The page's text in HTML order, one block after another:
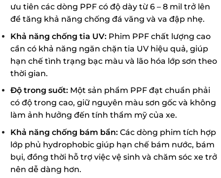
ưu tiên các dòng PPF có độ dày từ 6 – 8 mil trở lên
để tăng khả năng chống đá văng và va đập nhẹ.
Khả năng chống tia UV:Phim PPF chất lượng cao
cần có khả năng ngăn chặn tia UV hiệu quả, giúp
hạn chế tình trạng bạc màu và lão hóa lớp sơn theo
thời gian.
Độ trong suốt:Một sản phẩm PPF đạt chuẩn phải
có độ trong cao, giữ nguyên màu sơn gốc và không
làm ảnh hưởng đến tính thẩm mỹ của xe.
Khả năng chống bám bẩn:Các dòng phim tích hợp
lớp phủ hydrophobic giúp hạn chế bám nước, bám
bụi, đồng thời hỗ trợ việc vệ sinh và chăm sóc xe trở
nên dễ dàng hơn.